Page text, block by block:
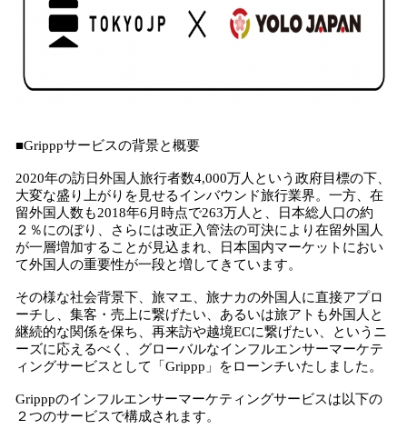
■Gripppサービスの背景と概要
2020年の訪日外国人旅行者数4,000万人という政府目標の下、
大変な盛り上がりを見せるインバウンド旅行業界。一方、在
留外国人数も2018年6月時点で263万人と、日本総人口の約
２％にのぼり、さらには改正入管法の可決により在留外国人
が一層増加することが見込まれ、日本国内マーケットにおい
て外国人の重要性が一段と増してきています。
その様な社会背景下、旅マエ、旅ナカの外国人に直接アプロ
ーチし、集客・売上に繋げたい、あるいは旅アトも外国人と
継続的な関係を保ち、再来訪や越境ECに繋げたい、というニ
ーズに応えるべく、グローバルなインフルエンサーマーケテ
ィングサービスとして「Grippp」をローンチいたしました。
Gripppのインフルエンサーマーケティングサービスは以下の
２つのサービスで構成されます。